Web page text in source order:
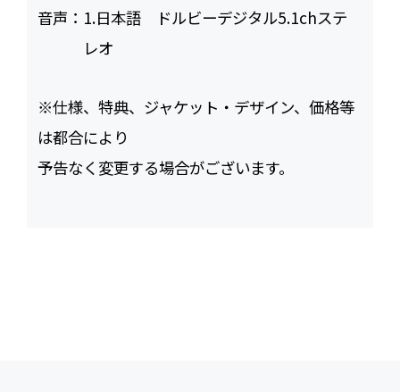
音声： 1.日本語 ドルビーデジタル5.1chステ
レオ
※仕様、特典、ジャケット・デザイン、価格等
は都合により
予告なく変更する場合がございます。